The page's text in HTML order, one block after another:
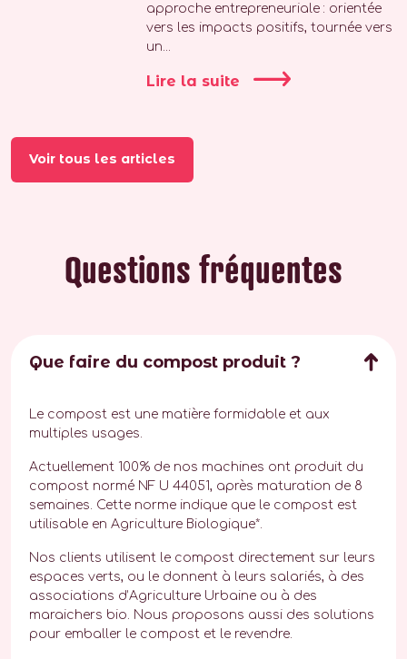
approche entrepreneuriale : orientée
vers les impacts positifs, tournée vers
un...
Lire la suite
Voir tous les articles
Questions fréquentes
Que faire du compost produit ?
Le compost est une matière formidable et aux
multiples usages.
Actuellement 100% de nos machines ont produit du
compost normé NF U 44051, après maturation de 8
semaines. Cette norme indique que le compost est
utilisable en Agriculture Biologique*.
Nos clients utilisent le compost directement sur leurs
espaces verts, ou le donnent à leurs salariés, à des
associations d’Agriculture Urbaine ou à des
maraichers bio. Nous proposons aussi des solutions
pour emballer le compost et le revendre.